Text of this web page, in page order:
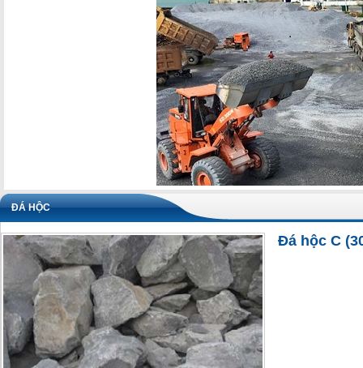
ĐÁ HỘC
Đá hộc C